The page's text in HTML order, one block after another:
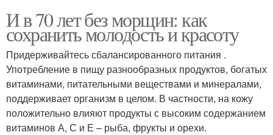
И в 70 лет без морщин: как
сохранить молодость и красоту
Придерживайтесь сбалансированного питания .
Употребление в пищу разнообразных продуктов, богатых
витаминами, питательными веществами и минералами,
поддерживает организм в целом. В частности, на кожу
положительно влияют продукты с высоким содержанием
витаминов А, С и Е – рыба, фрукты и орехи.